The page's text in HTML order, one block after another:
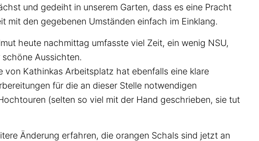
und gedeiht in unserem Garten, dass es eine Pracht
mit den gegebenen Umständen einfach im Einklang.
heute nachmittag umfasste viel Zeit, ein wenig NSU,
Aussichten.
von Kathinkas Arbeitsplatz hat ebenfalls eine klare
für die an dieser Stelle notwendigen
(selten so viel mit der Hand geschrieben, sie tut
Änderung erfahren, die orangen Schals sind jetzt an